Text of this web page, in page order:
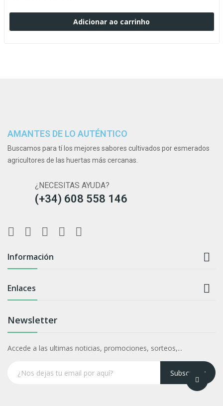
Adicionar ao carrinho
AMANTES DE LO AUTÉNTICO
Buscamos para tí los mejores sabores cultivados por esmerados
agricultores de las huertas más cercanas.
¿NECESITAS AYUDA?
(+34) 608 558 146
Información 
Enlaces 
Newsletter
Accede a las ultimas noticias, promociones, sorteos,...
Subscrever